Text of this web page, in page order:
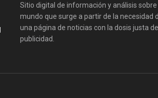
Sitio digital de información y análisis sobre
mundo que surge a partir de la necesidad
una página de noticias con la dosis justa
publicidad.